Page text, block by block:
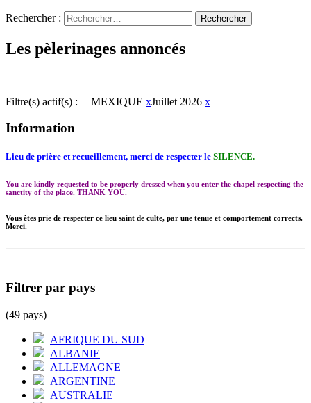
Rechercher :
Les pèlerinages annoncés
Filtre(s) actif(s) : MEXIQUE xJuillet 2026 x
Information
Lieu de prière et recueillement, merci de respecter le SILENCE.
You are kindly requested to be properly dressed when you enter the chapel respecting the
sanctity of the place. THANK YOU.
Vous êtes prie de respecter ce lieu saint de culte, par une tenue et comportement corrects.
Merci.
Filtrer par pays
(49 pays)
AFRIQUE DU SUD
ALBANIE
ALLEMAGNE
ARGENTINE
AUSTRALIE